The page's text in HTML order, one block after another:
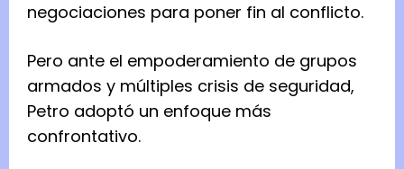
negociaciones para poner fin al conflicto.
Pero ante el empoderamiento de grupos
armados y múltiples crisis de seguridad,
Petro adoptó un enfoque más
confrontativo.